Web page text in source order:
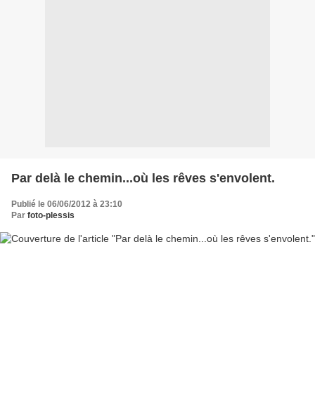
Par delà le chemin...où les rêves s'envolent.
Publié le 06/06/2012 à 23:10
Par foto-plessis